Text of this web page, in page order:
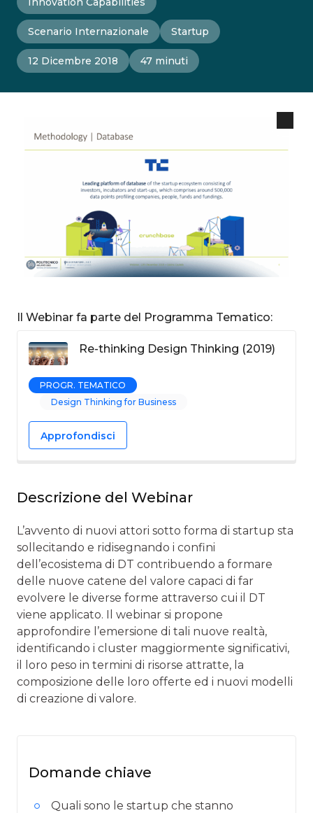
Scenario Internazionale Startup
12 Dicembre 2018 47 minuti
Il Webinar fa parte del Programma Tematico:
Re-thinking Design Thinking (2019)
PROGR. TEMATICO
Design Thinking for Business
Approfondisci
Descrizione del Webinar
L’avvento di nuovi attori sotto forma di startup sta
sollecitando e ridisegnando i confini
dell’ecosistema di DT contribuendo a formare
delle nuove catene del valore capaci di far
evolvere le diverse forme attraverso cui il DT
viene applicato. Il webinar si propone
approfondire l’emersione di tali nuove realtà,
identificando i cluster maggiormente significativi,
il loro peso in termini di risorse attratte, la
composizione delle loro offerte ed i nuovi modelli
di creazione di valore.
Domande chiave
Quali sono le startup che stanno